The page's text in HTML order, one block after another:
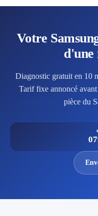
Votre
d'une
Diagnostic gratuit en 10
Tarif fixe annoncé
pièce du